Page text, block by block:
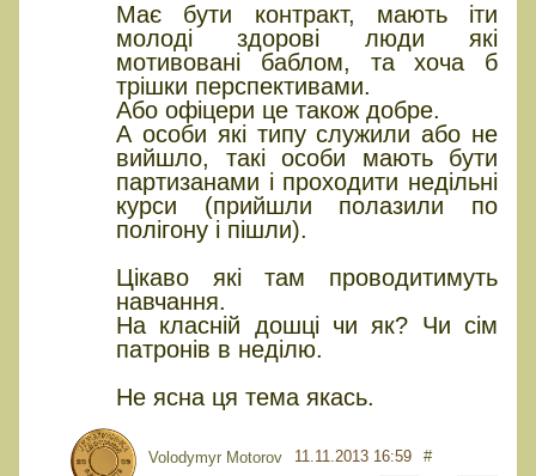
Має бути контракт, мають іти
молоді здорові люди які
мотивовані баблом, та хоча б
трішки перспективами.
Або офіцери це також добре.
А особи які типу служили або не
вийшло, такі особи мають бути
партизанами і проходити недільні
курси (прийшли полазили по
полігону і пішли).
Цікаво які там проводитимуть
навчання.
На класній дошці чи як? Чи сім
патронів в неділю.
Не ясна ця тема якась.
Volodymyr Motorov 11.11.2013 16:59 #